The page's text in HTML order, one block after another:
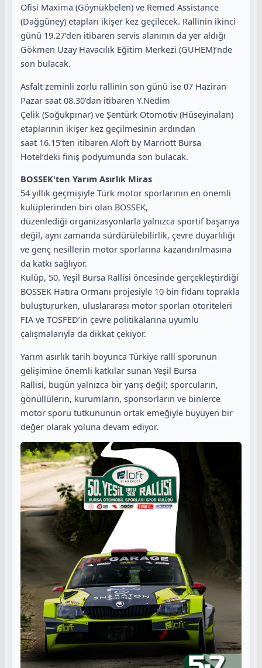
Ofisi Maxima (Göynükbelen) ve Remed Assistance
(Dağgüney) etapları ikişer kez geçilecek. Rallinin ikinci
günü 19.27’den itibaren servis alanının da yer aldığı
Gökmen Uzay Havacılık Eğitim Merkezi (GUHEM)’nde
son bulacak.
Asfalt zeminli zorlu rallinin son günü ise 07 Haziran
Pazar saat 08.30’dan itibaren Y.Nedim
Çelik (Soğukpınar) ve Şentürk Otomotiv (Hüseyinalan)
etaplarının ikişer kez geçilmesinin ardından
saat 16.15’ten itibaren Aloft by Marriott Bursa
Hotel‘deki finiş podyumunda son bulacak.
BOSSEK'ten Yarım Asırlık Miras
54 yıllık geçmişiyle Türk motor sporlarının en önemli
kulüplerinden biri olan BOSSEK,
düzenlediği organizasyonlarla yalnızca sportif başarıya
değil, aynı zamanda sürdürülebilirlik, çevre duyarlılığı
ve genç nesillerin motor sporlarına kazandırılmasına
da katkı sağlıyor.
Kulüp, 50. Yeşil Bursa Rallisi öncesinde gerçekleştirdiği
BOSSEK Hatıra Ormanı projesiyle 10 bin fidanı toprakla
buluştururken, uluslararası motor sporları otoriteleri
FIA ve TOSFED’in çevre politikalarına uyumlu
çalışmalarıyla da dikkat çekiyor.
Yarım asırlık tarih boyunca Türkiye ralli sporunun
gelişimine önemli katkılar sunan Yeşil Bursa
Rallisi, bugün yalnızca bir yarış değil; sporcuların,
gönüllülerin, kurumların, sponsorların ve binlerce
motor sporu tutkununun ortak emeğiyle büyüyen bir
değer olarak yoluna devam ediyor.